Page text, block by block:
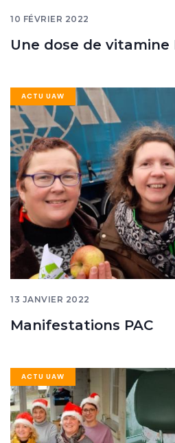
10 FÉVRIER 2022
Une dose de vitamine
ACTU UAW
Image
banner
13 JANVIER 2022
Manifestations PAC
ACTU UAW
Image
banner